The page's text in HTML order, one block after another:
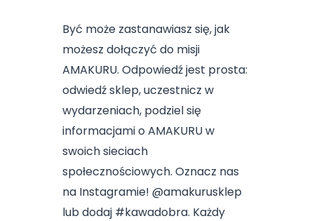
Być może zastanawiasz się, jak
możesz dołączyć do misji
AMAKURU. Odpowiedź jest prosta:
odwiedź sklep, uczestnicz w
wydarzeniach, podziel się
informacjami o AMAKURU w
swoich sieciach
społecznościowych. Oznacz nas
na Instagramie! @amakurusklep
lub dodaj #kawadobra. Każdy